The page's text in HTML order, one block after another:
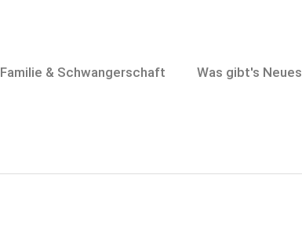
Familie & Schwangerschaft Was gibt's Neues